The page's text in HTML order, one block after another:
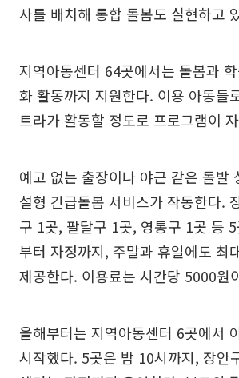
사를 배치해 통합 돌봄도 실현하고
지역아동센터 64곳에서는 돌봄과
화 활동까지 지원한다. 이용 아동들
트라가 활동할 정도로 프로그램이
예고 없는 출장이나 야근 같은 돌발
설형 긴급돌봄 서비스가 작동한다.
구 1곳, 팔달구 1곳, 영통구 1곳 등
부터 자정까지, 주말과 휴일에도 최
제공한다. 이용료는 시간당 5000원
올해부터는 지역아동센터 6곳에서
시작했다. 5곳은 밤 10시까지, 장안